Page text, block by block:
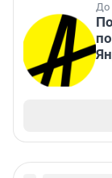
До